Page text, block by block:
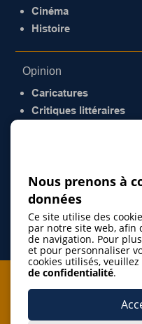
Cinéma
Histoire
Opinion
Caricatures
Critiques littéraires
Je
Nous prenons à
données
Ce site utilise des
par notre site web, afin
de navigation. Pour
et pour personnaliser
cookies utilisés,
de confidentialité.